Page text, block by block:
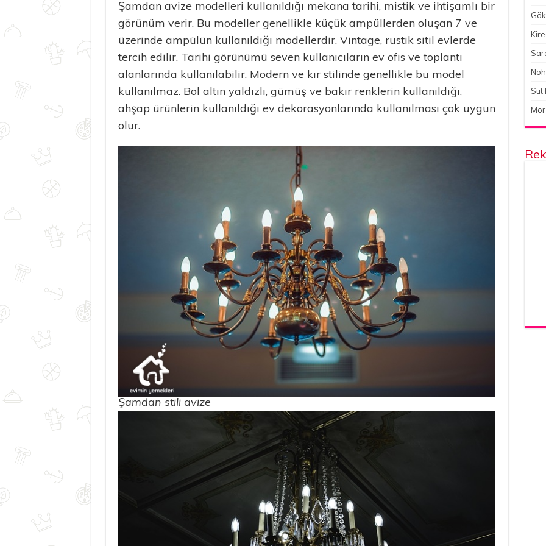
Şamdan avize modelleri kullanıldığı mekana tarihi, mistik ve ihtişamlı bir
görünüm verir. Bu modeller genellikle küçük ampüllerden oluşan 7 ve
üzerinde ampülün kullanıldığı modellerdir. Vintage, rustik sitil evlerde
tercih edilir. Tarihi görünümü seven kullanıcıların ev ofis ve toplantı
alanlarında kullanılabilir. Modern ve kır stilinde genellikle bu model
kullanılmaz. Bol altın yaldızlı, gümüş ve bakır renklerin kullanıldığı,
ahşap ürünlerin kullanıldığı ev dekorasyonlarında kullanılması çok uygun
olur.
Şamdan stili avize
Süt